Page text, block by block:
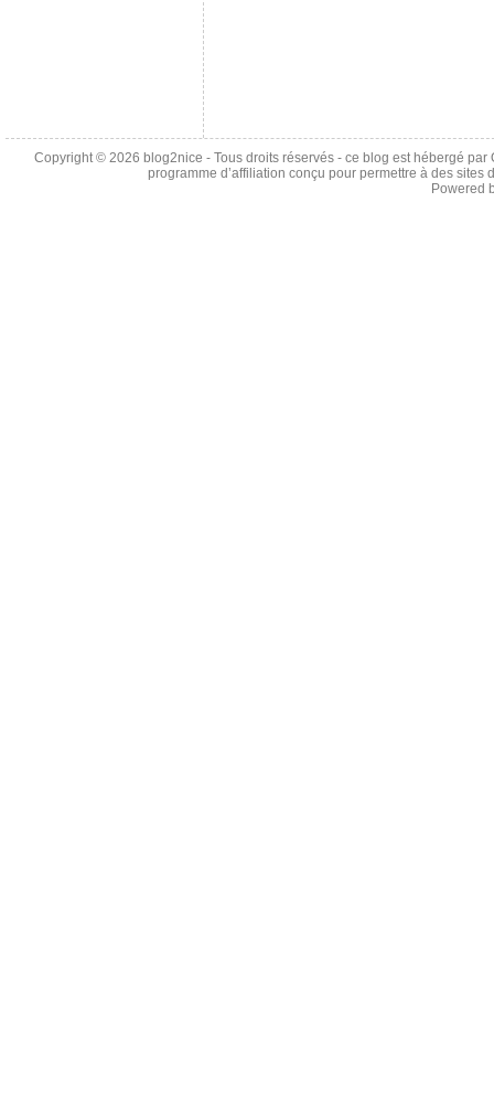
Copyright © 2026 blog2nice - Tous droits réservés - ce blog est hébergé
programme d’affiliation conçu pour permettre à des
Powered